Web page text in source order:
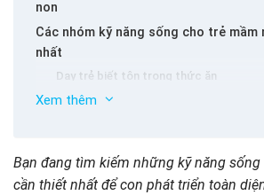
non
Các nhóm kỹ năng sống cho trẻ mầm
nhất
Dạy trẻ biết tôn trọng thức ăn
Dạy trẻ biết nói lời cảm ơn, xin lỗi
Kỹ năng tự vệ
Kỹ năng tư duy phản biện
Xem thêm
Bạn đang tìm kiếm những kỹ năng
cần thiết nhất để con phát triển toàn